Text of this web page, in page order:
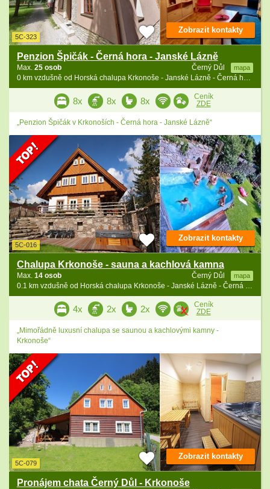
5C-323
Penzion Špičák - Černá hora - Janské Lázně
Černý Důl mapa
Max. 25 osob
0 km vzdušně od Horská chalupa Krkonoše - Janské Lázně - Černá hora
Zobrazit kontakty
8x 8x 8x
Ceník
ZDE
„Penzion Špičák v Krkonoších - Černá hora - Janské Lázně“
5C-016
Chalupa Krkonoše - sauna a kachlová kamna
Černý Důl mapa
Max. 14 osob
0.1 km vzdušně od Horská chalupa Krkonoše - Janské Lázně - Černá hora
Zobrazit kontakty
4x 2x 2x
Ceník
ZDE
„Mimořádně luxusní chalupa se saunou a kachlovými kamny -
Krkonoše“
5C-079
Pronájem chata Černý Důl - Krkonoše
Zobrazit kontakty